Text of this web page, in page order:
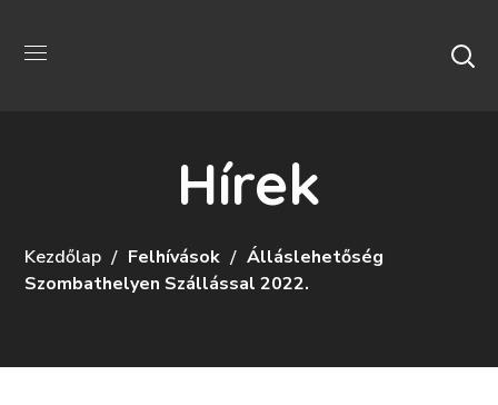
Hírek
Kezdőlap Felhívások
Álláslehetőség
Szombathelyen Szállással 2022.